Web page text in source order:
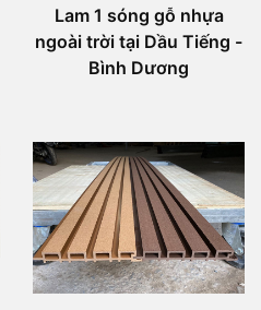
Lam 1 sóng gỗ nhựa
ngoài trời tại Dầu Tiếng -
Bình Dương